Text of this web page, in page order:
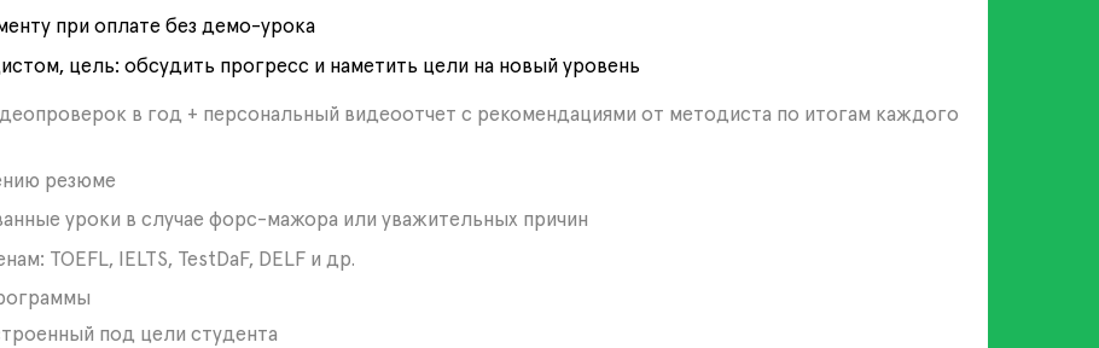
цель: обсудить прогресс и наметить цели на новый уровень
резюме
при оплате без демо-урока
под цели студента
TOEFL, IELTS, TestDaF, DELF и др.
уроки в случае форс-мажора или уважительных причин
в год + персональный видеоотчет с рекомендациями от методиста по итогам каждого